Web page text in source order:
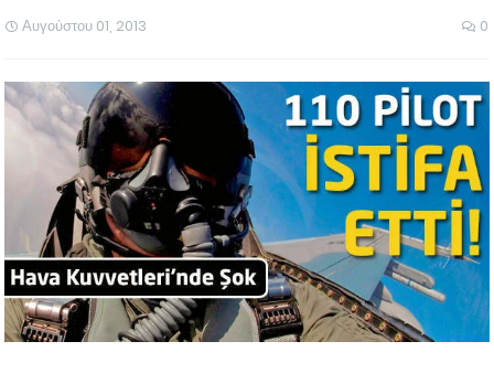
Αυγούστου 01, 2013 0